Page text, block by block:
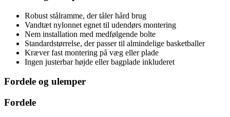
Robust stålramme, der tåler hård brug
Vandtæt nylonnet egnet til udendørs montering
Nem installation med medfølgende bolte
Standardstørrelse, der passer til almindelige basketballer
Kræver fast montering på væg eller plade
Ingen justerbar højde eller bagplade inkluderet
Fordele og ulemper
Fordele